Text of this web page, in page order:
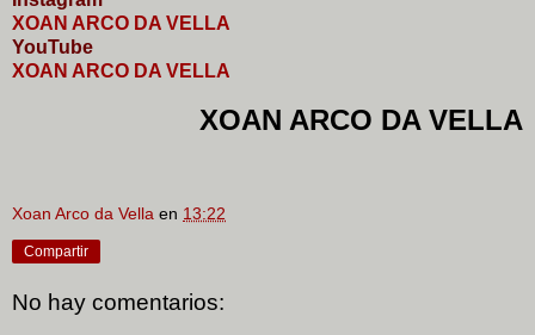
XOAN ARCO DA VELLA
YouTube
XOAN ARCO DA VELLA
XOAN ARCO DA VELLA
Xoan Arco da Vella en 13:22
Compartir
No hay comentarios: